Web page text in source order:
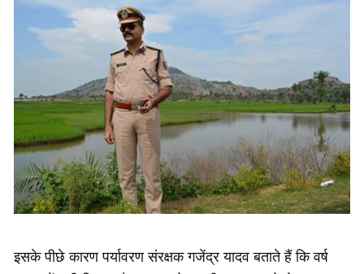
इसके पीछे कारण पर्यावरण संरक्षक गजेंद्र यादव बताते हैं कि वर्ष